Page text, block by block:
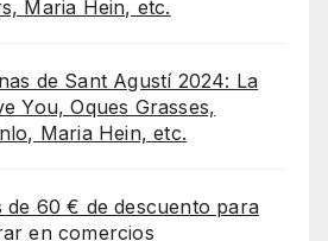
Maria Hein, etc.
de Sant Agustí 2024: La
You, Oques Grasses,
Maria Hein, etc.
de 60 € de descuento para
en comercios